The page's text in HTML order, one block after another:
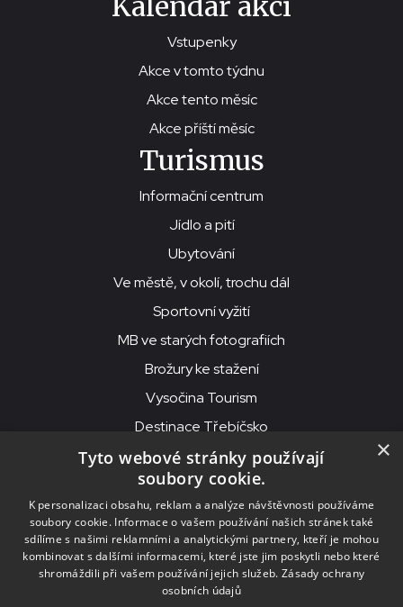
Vstupenky
Akce v tomto týdnu
Akce tento měsíc
Akce příští měsíc
Turismus
Informační centrum
Jídlo a pití
Ubytování
Ve městě, v okolí, trochu dál
Sportovní vyžití
MB ve starých fotografiích
Brožury ke stažení
Vysočina Tourism
Destinace Třebíčsko
© 2026MKS Beseda Mor. Budějovice
MKS Beseda, příspěvková organizace, Purcnerova 62, 676 02
Moravské Budějovice
IČO: 00091758, DIČ: CZ00091758, ID datové schránky: chjn2kd
×
Tyto webové stránky používají
soubory cookie.
K personalizaci obsahu, reklam a analýze návštěvnosti používáme
soubory cookie. Informace o vašem používání našich stránek také
sdílíme s našimi reklamními a analytickými partnery, kteří je mohou
kombinovat s dalšími informacemi, které jste jim poskytli nebo které
shromáždili při vašem používání jejich služeb. Zásady ochrany
osobních údajů